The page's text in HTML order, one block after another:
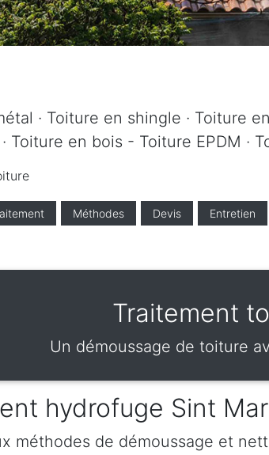
· Toiture en shingle · Toiture
Toiture en bois - Toiture EPDM ·
Méthodes Devis Entretien
Traitement
Un démoussage de toiture
hydrofuge Sint
méthodes de démoussage et